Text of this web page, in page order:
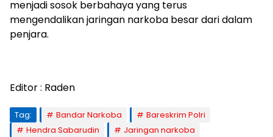
menjadi sosok berbahaya yang terus
mengendalikan jaringan narkoba besar dari dalam
penjara.
Editor : Raden
Tag: Bandar Narkoba
Bareskrim Polri
Hendra Sabarudin
Jaringan narkoba